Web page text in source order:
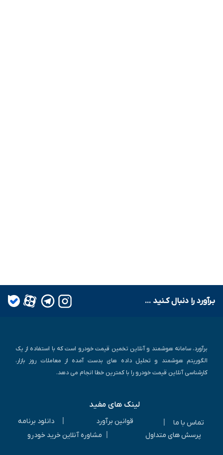
بـرآورد را دنبال کـنید ...
برآورد، سامانه هوشمند و آنلاین تخمین قیمت خودرو است که با استفاده از یک
الگوریتم هوشمند و تحلیل داده های بدست آمده از معاملات روز بازار،
کارشناسی آنلاین قیمت خودرو را با کمترین خطا انجام می دهد.
لینک های مفید
تماس با ما قوانین برآورد
دانلود برنامه
پرسش های متداول
مشاوره آنلاین خرید خودرو